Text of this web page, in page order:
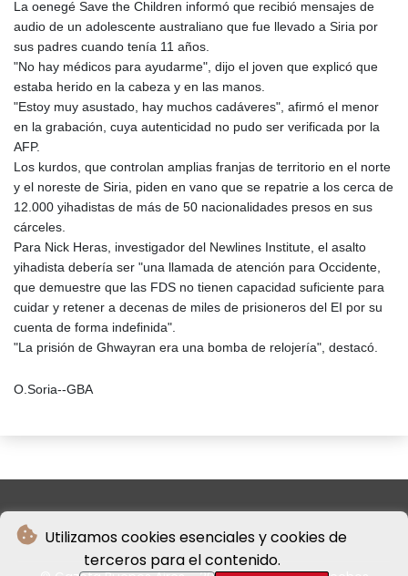
Utilizamos cookies esenciales y cookies de
terceros para el contenido.
La oenegé Save the Children informó que recibió mensajes de
audio de un adolescente australiano que fue llevado a Siria por
sus padres cuando tenía 11 años.
"No hay médicos para ayudarme", dijo el joven que explicó que
estaba herido en la cabeza y en las manos.
"Estoy muy asustado, hay muchos cadáveres", afirmó el menor
en la grabación, cuya autenticidad no pudo ser verificada por la
AFP.
Los kurdos, que controlan amplias franjas de territorio en el norte
y el noreste de Siria, piden en vano que se repatrie a los cerca de
12.000 yihadistas de más de 50 nacionalidades presos en sus
cárceles.
Para Nick Heras, investigador del Newlines Institute, el asalto
yihadista debería ser "una llamada de atención para Occidente,
que demuestre que las FDS no tienen capacidad suficiente para
cuidar y retener a decenas de miles de prisioneros del EI por su
cuenta de forma indefinida".
"La prisión de Ghwayran era una bomba de relojería", destacó.
O.Soria--GBA